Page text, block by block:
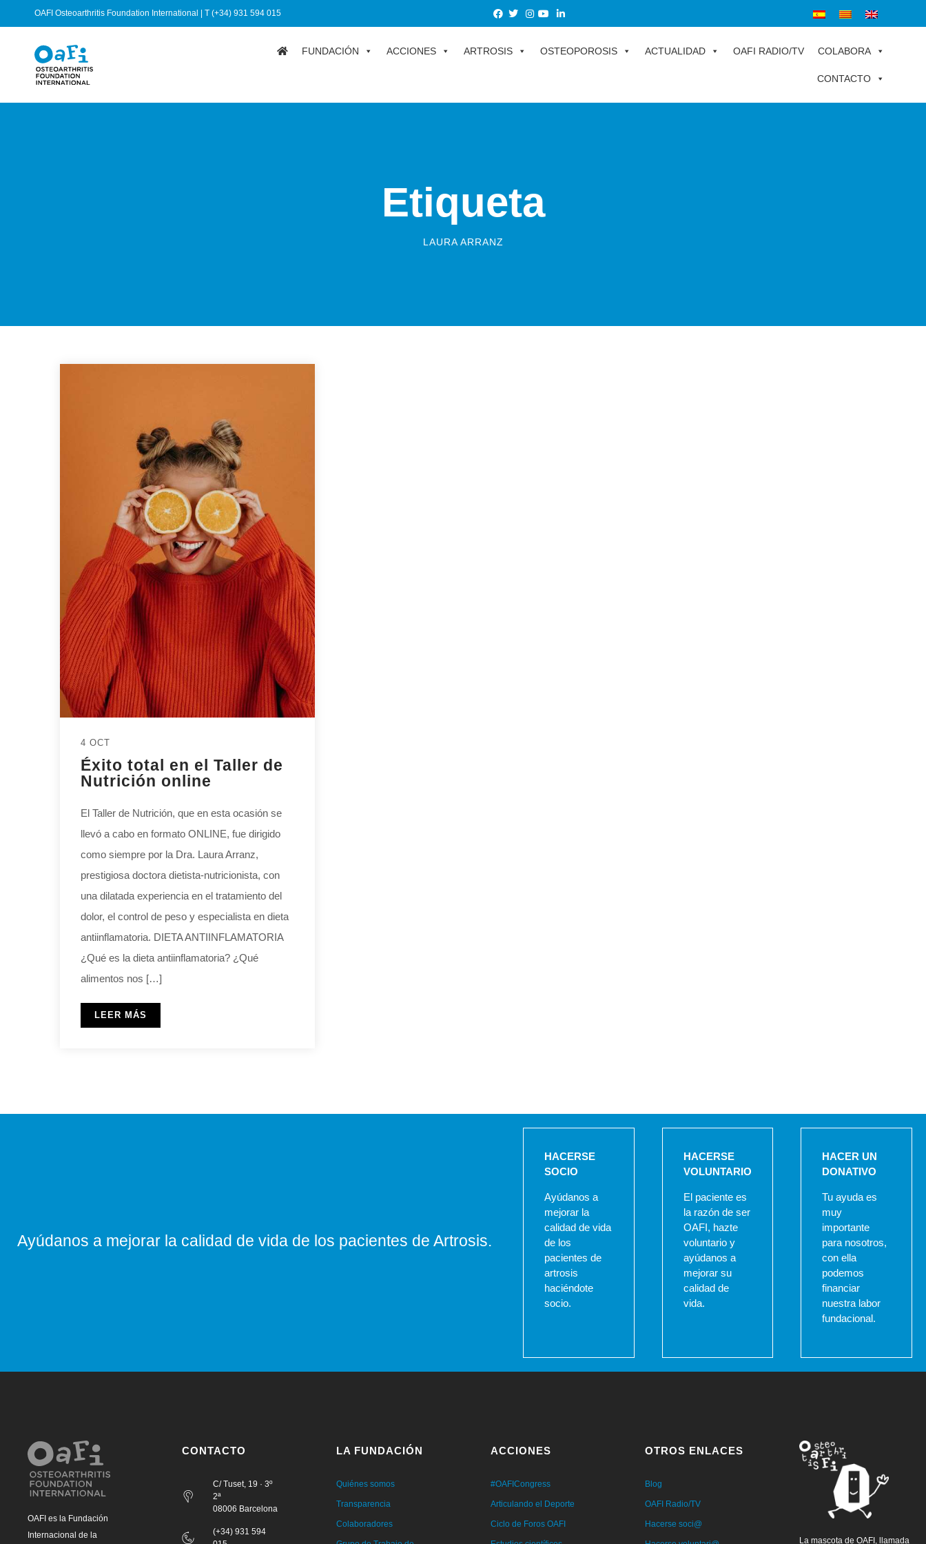
OAFI Osteoarthritis Foundation International | T (+34) 931 594 015
FUNDACIÓN ACCIONES ARTROSIS OSTEOPOROSIS ACTUALIDAD OAFI RADIO/TV COLABORA
CONTACTO
Etiqueta
LAURA ARRANZ
4 OCT
Éxito total en el Taller de
Nutrición online
El Taller de Nutrición, que en esta ocasión se
llevó a cabo en formato ONLINE, fue dirigido
como siempre por la Dra. Laura Arranz,
prestigiosa doctora dietista-nutricionista, con
una dilatada experiencia en el tratamiento del
dolor, el control de peso y especialista en dieta
antiinflamatoria. DIETA ANTIINFLAMATORIA
¿Qué es la dieta antiinflamatoria? ¿Qué
alimentos nos […]
LEER MÁS
Ayúdanos a mejorar la calidad de vida de los pacientes de Artrosis.
HACERSE
SOCIO
Ayúdanos a
mejorar la
calidad de vida
de los
pacientes de
artrosis
haciéndote
socio.
HACERSE
VOLUNTARIO
El paciente es
la razón de ser
OAFI, hazte
voluntario y
ayúdanos a
mejorar su
calidad de
vida.
HACER UN
DONATIVO
Tu ayuda es
muy
importante
para nosotros,
con ella
podemos
financiar
nuestra labor
fundacional.
OAFI es la Fundación
Internacional de la
CONTACTO
C/ Tuset, 19 · 3º
2ª
08006 Barcelona
(+34) 931 594
LA FUNDACIÓN
Quiénes somos
Transparencia
Colaboradores
ACCIONES
#OAFICongress
Articulando el Deporte
Ciclo de Foros OAFI
OTROS ENLACES
Blog
OAFI Radio/TV
Hacerse soci@
La mascota de OAFI, llamada